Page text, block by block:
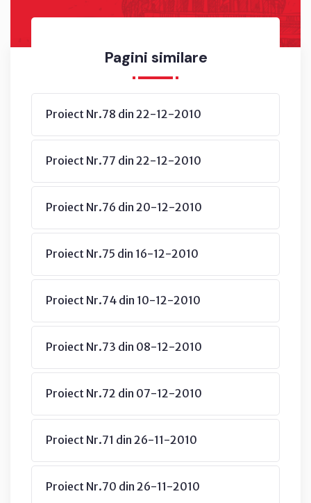
Pagini similare
Proiect Nr.78 din 22-12-2010
Proiect Nr.77 din 22-12-2010
Proiect Nr.76 din 20-12-2010
Proiect Nr.75 din 16-12-2010
Proiect Nr.74 din 10-12-2010
Proiect Nr.73 din 08-12-2010
Proiect Nr.72 din 07-12-2010
Proiect Nr.71 din 26-11-2010
Proiect Nr.70 din 26-11-2010